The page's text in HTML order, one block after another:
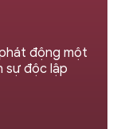
động một
sự độc lập